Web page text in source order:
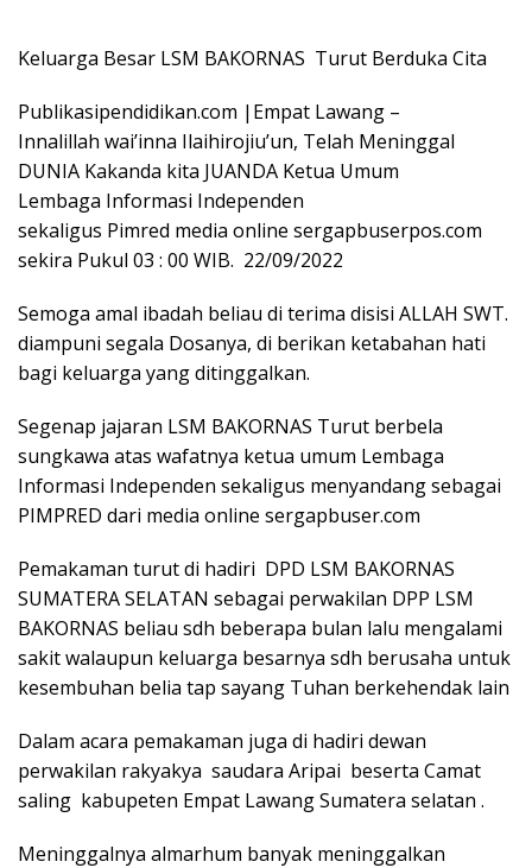
Keluarga Besar LSM BAKORNAS Turut Berduka Cita
Publikasipendidikan.com |Empat Lawang –
Innalillah wai’inna Ilaihirojiu’un, Telah Meninggal
DUNIA Kakanda kita JUANDA Ketua Umum
Lembaga Informasi Independen
sekaligus Pimred media online sergapbuserpos.com
sekira Pukul 03 : 00 WIB. 22/09/2022
Semoga amal ibadah beliau di terima disisi ALLAH SWT.
diampuni segala Dosanya, di berikan ketabahan hati
bagi keluarga yang ditinggalkan.
Segenap jajaran LSM BAKORNAS Turut berbela
sungkawa atas wafatnya ketua umum Lembaga
Informasi Independen sekaligus menyandang sebagai
PIMPRED dari media online sergapbuser.com
Pemakaman turut di hadiri DPD LSM BAKORNAS
SUMATERA SELATAN sebagai perwakilan DPP LSM
BAKORNAS beliau sdh beberapa bulan lalu mengalami
sakit walaupun keluarga besarnya sdh berusaha untuk
kesembuhan belia tap sayang Tuhan berkehendak lain
Dalam acara pemakaman juga di hadiri dewan
perwakilan rakyakya saudara Aripai beserta Camat
saling kabupeten Empat Lawang Sumatera selatan .
Meninggalnya almarhum banyak meninggalkan